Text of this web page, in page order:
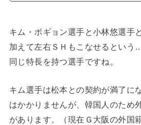
キム・ボギョン選手と小林悠選手
加えて左右ＳＨもこなせるという
同じ特長を持つ選手ですね。
キム選手は松本との契約が満了に
はかかりませんが、韓国人のため
があります。（現在Ｇ大阪の外国